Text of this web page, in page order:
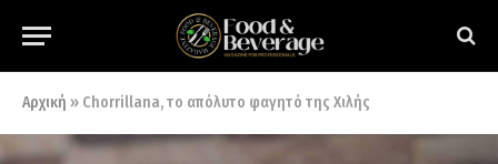
Αρχική » Chorrillana, το απόλυτο φαγητό της Χιλής